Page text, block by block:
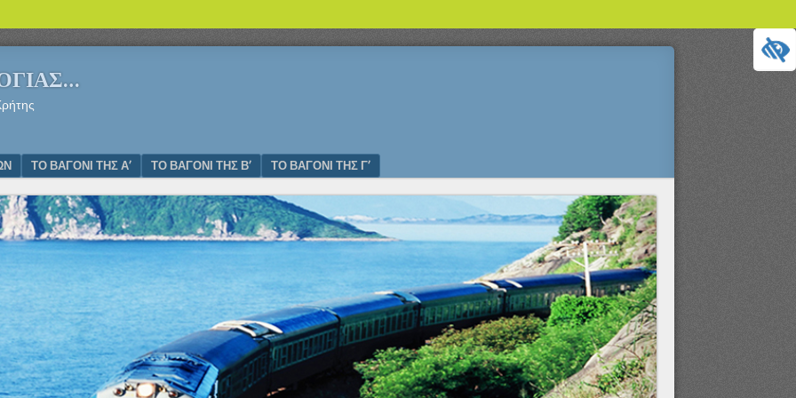
ΤΟ ΒΑΓΟΝΙ ΤΗΣ Α’ ΤΟ ΒΑΓΟΝΙ ΤΗΣ Β’ ΤΟ ΒΑΓΟΝΙ ΤΗΣ Γ’